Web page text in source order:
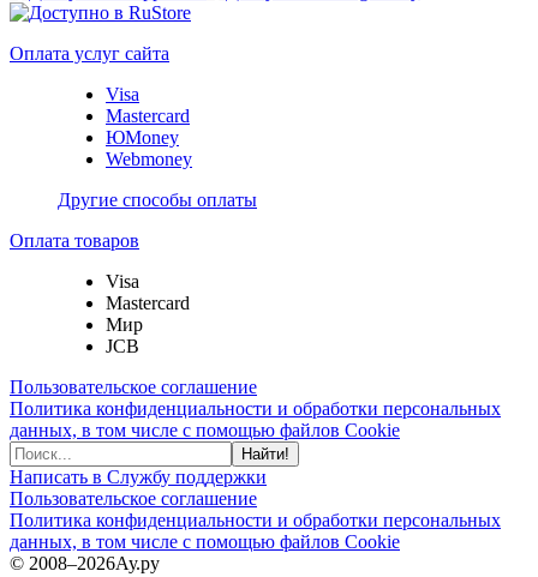
Оплата услуг сайта
Visa
Mastercard
ЮMoney
Webmoney
Другие способы оплаты
Оплата товаров
Visa
Mastercard
Мир
JCB
Пользовательское соглашение
Политика конфиденциальности и обработки персональных
данных, в том числе с помощью файлов Cookie
Найти!
Написать в Службу поддержки
Пользовательское соглашение
Политика конфиденциальности и обработки персональных
данных, в том числе с помощью файлов Cookie
© 2008–2026Ау.ру